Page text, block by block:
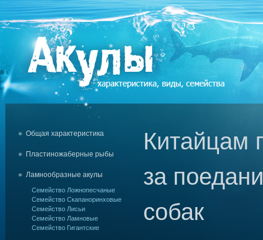
Общая характеристика
Пластиножаберные рыбы
Ламнообразные акулы
Семейство Ложнопесчаные
Семейство Скапаноринховые
Семейство Лисьи
Семейство Ламновые
Семейство Гигантские
Китайцам
за
собак